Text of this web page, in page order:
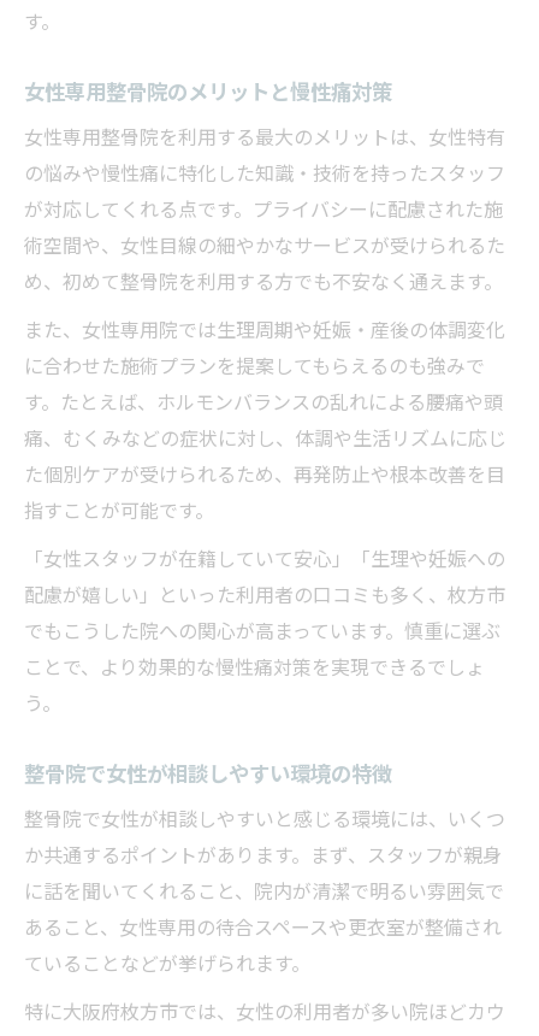
す。
女性専用整骨院のメリットと慢性痛対策
女性専用整骨院を利用する最大のメリットは、女性特有
の悩みや慢性痛に特化した知識・技術を持ったスタッフ
が対応してくれる点です。プライバシーに配慮された施
術空間や、女性目線の細やかなサービスが受けられるた
め、初めて整骨院を利用する方でも不安なく通えます。
また、女性専用院では生理周期や妊娠・産後の体調変化
に合わせた施術プランを提案してもらえるのも強みで
す。たとえば、ホルモンバランスの乱れによる腰痛や頭
痛、むくみなどの症状に対し、体調や生活リズムに応じ
た個別ケアが受けられるため、再発防止や根本改善を目
指すことが可能です。
「女性スタッフが在籍していて安心」「生理や妊娠への
配慮が嬉しい」といった利用者の口コミも多く、枚方市
でもこうした院への関心が高まっています。慎重に選ぶ
ことで、より効果的な慢性痛対策を実現できるでしょ
う。
整骨院で女性が相談しやすい環境の特徴
整骨院で女性が相談しやすいと感じる環境には、いくつ
か共通するポイントがあります。まず、スタッフが親身
に話を聞いてくれること、院内が清潔で明るい雰囲気で
あること、女性専用の待合スペースや更衣室が整備され
ていることなどが挙げられます。
特に大阪府枚方市では、女性の利用者が多い院ほどカウ